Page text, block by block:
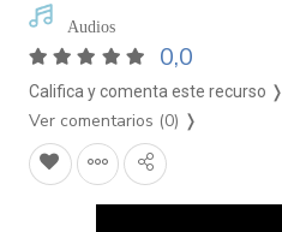
Audios
0,0
Califica y comenta este recurso ❭
Ver comentarios (0) ❭